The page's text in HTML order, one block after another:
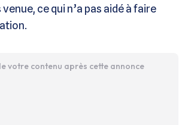
ce qui n’a pas aidé à faire
votre contenu après cette annonce